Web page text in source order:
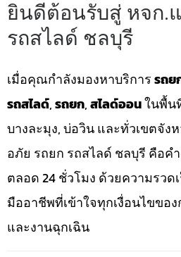
ยินดีต้อนรับสู่ หจก.
รถสไลด์ ชลบุรี
เมื่อคุณกำลังมองหาบริการรถย
รถสไลด์,รถยก,สไลด์ออนในพื้น
บางละมุง, บ่อวิน และทั่วเขตจัง
อภัย รถยก รถสไลด์ ชลบุรี คือ
ตลอด 24 ชั่วโมง ด้วยความรวด
มืออาชีพที่เข้าใจทุกเงื่อนไขขอ
และงานฉุกเฉิน